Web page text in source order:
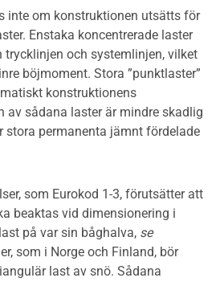
inte om konstruktionen utsätts för
Enstaka koncentrerade laster
trycklinjen och systemlinjen, vilket
böjmoment. Stora ”punktlaster”
konstruktionens
av sådana laster är mindre skadlig
permanenta jämnt fördelade
som Eurokod 1-3, förutsätter att
beaktas vid dimensionering i
på var sin båghalva, se
som i Norge och Finland, bör
last av snö. Sådana